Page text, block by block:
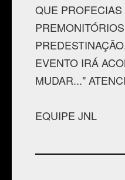
QUE
EVENTO IRÁ
MUDAR..."
EQUIPE JNL